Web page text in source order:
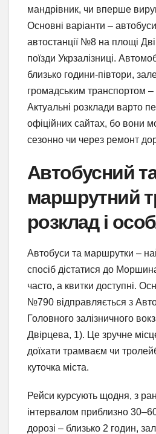
мандрівник, чи вперше
Основні варіанти –
автостанції №8 на площі
поїзди Укрзалізниці.
близько години-півтори,
громадським транспортом –
Актуальні розклади варто
офіційних сайтах, бо вони
сезонно чи через ремонт
Автобусний
маршрутний
розклад і
Автобуси та маршрутки –
спосіб дістатися до
часто, а квитки доступні.
№790 відправляється з
Головного залізничного
Двірцева, 1). Це зручне
доїхати трамваєм чи
куточка міста.
Рейси курсують щодня, з
інтервалом приблизно
дорозі – близько 2 годин,